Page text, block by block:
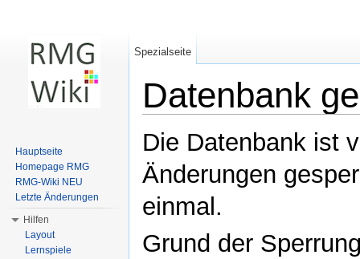
Datenbank
Die Datenbank ist
Änderungen
einmal.
Grund der
Spezialseite
Hauptseite
Homepage RMG
RMG-Wiki NEU
Letzte Änderungen
Hilfen
Layout
Lernspiele